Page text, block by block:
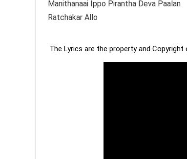
Manithanaai Ippo Pirantha Deva Paalan
Ratchakar Allo
The Lyrics are the property and